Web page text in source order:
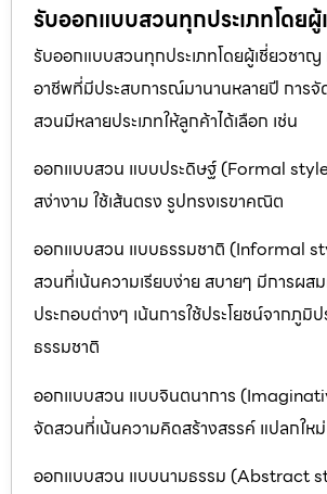
รับออกแบบสวนทุกประเภทโดย
รับออกแบบสวนทุกประเภทโดยผู้เชี่ยวชา
อาชีพที่มีประสบการณ์มานานหลายปี การ
สวนมีหลายประเภทให้ลูกค้าได้เลือก เช่น
ออกแบบสวน แบบประดิษฐ์ (Formal
สง่างาม ใช้เส้นตรง รูปทรงเรขาคณิต
ออกแบบสวน แบบธรรมชาติ (Informal
สวนที่เน้นความเรียบง่าย สบายๆ มีการผส
ประกอบต่างๆ เน้นการใช้ประโยชน์จากภูมิป
ธรรมชาติ
ออกแบบสวน แบบจินตนาการ
จัดสวนที่เน้นความคิดสร้างสรรค์ แปลกให
ออกแบบสวน แบบนามธรรม (Abstract